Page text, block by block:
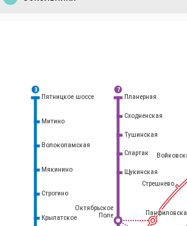
3 7
Стрешнево
Планерная
Сходненская
Тушинская
Спартак
Щукинская
Митино
Волоколамская
Мякинино
Строгино
Крылатское
Пятницкое шоссе
Октябрьское
Поле
Белорусский
вокзал